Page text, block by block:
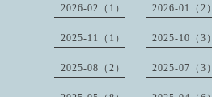
2026-02（1） 2026-01（2）
2025-11（1） 2025-10（3）
2025-08（2） 2025-07（3）